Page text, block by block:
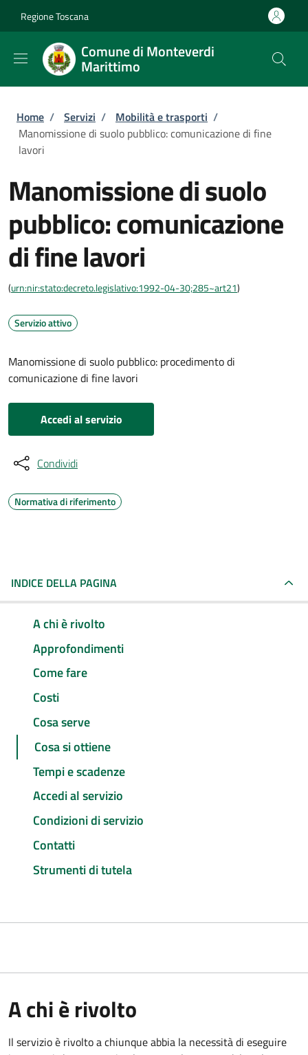
Regione Toscana
Comune di Monteverdi
Marittimo
Briciole di pane
Home / Servizi / Mobilità e trasporti /
Manomissione di suolo pubblico: comunicazione di fine
lavori
Manomissione di suolo
pubblico: comunicazione
di fine lavori
(urn:nir:stato:decreto.legislativo:1992-04-30;285~art21)
Servizio attivo
Manomissione di suolo pubblico: procedimento di
comunicazione di fine lavori
Accedi al servizio
Condividi
Normativa di riferimento
INDICE DELLA PAGINA
A chi è rivolto
Approfondimenti
Come fare
Costi
Cosa serve
Cosa si ottiene
Tempi e scadenze
Accedi al servizio
Condizioni di servizio
Contatti
Strumenti di tutela
A chi è rivolto
Il servizio è rivolto a chiunque abbia la necessità di eseguire